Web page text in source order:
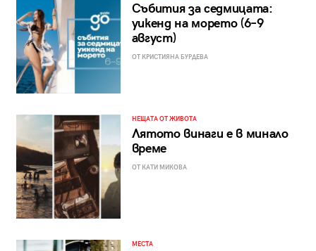
Събития за седмицата:
уикенд на морето (6–9
август)
ОТ КРИСТИЯНА БУРДЕВА
НЕЩАТА ОТ ЖИВОТА
Лятото винаги е в минало
време
ОТ КАТИ МИКОВА
МЕСТА